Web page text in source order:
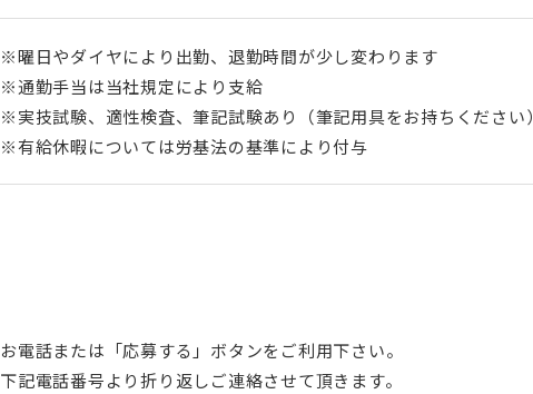
※曜日やダイヤにより出勤、退勤時間が少し変わります
※通勤手当は当社規定により支給
※実技試験、適性検査、筆記試験あり（筆記用具をお持ちください）
※有給休暇については労基法の基準により付与
お電話または「応募する」ボタンをご利用下さい。
下記電話番号より折り返しご連絡させて頂きます。